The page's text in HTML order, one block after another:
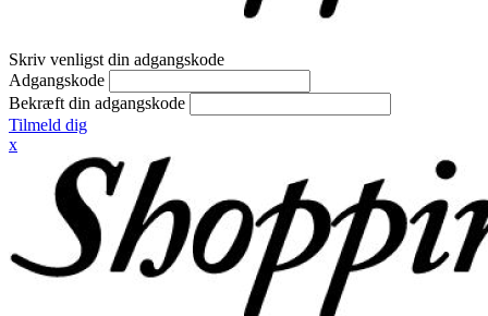
Skriv venligst din adgangskode
Adgangskode
Bekræft din adgangskode
Tilmeld dig
x